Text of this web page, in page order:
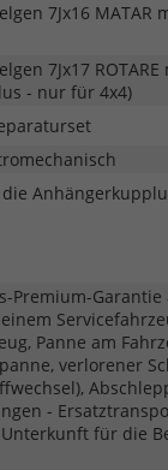
7Jx16 MATAR
7Jx17
- nur für 4x4)
Premium-
Panne am
verlorener
-
für die